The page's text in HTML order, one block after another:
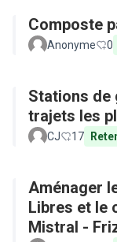
Composte
Anonyme 0
Stations de
trajets les
CJ 17
Aménager
Libres et le
Mistral -